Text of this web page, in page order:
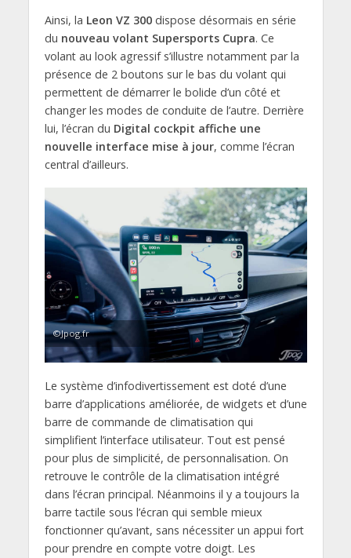
Ainsi, la Leon VZ 300dispose désormais en série
du nouveau volant Supersports Cupra. Ce
volant au look agressif s’illustre notamment par la
présence de 2 boutons sur le bas du volant qui
permettent de démarrer le bolide d’un côté et
changer les modes de conduite de l’autre. Derrière
lui, l’écran du Digital cockpit affiche une
nouvelle interface mise à jour, comme l’écran
central d’ailleurs.
©Jpog.fr
Le système d’infodivertissement est doté d’une
barre d’applications améliorée, de widgets et d’une
barre de commande de climatisation qui
simplifient l’interface utilisateur. Tout est pensé
pour plus de simplicité, de personnalisation. On
retrouve le contrôle de la climatisation intégré
dans l’écran principal. Néanmoins il y a toujours la
barre tactile sous l’écran qui semble mieux
fonctionner qu’avant, sans nécessiter un appui fort
pour prendre en compte votre doigt. Les